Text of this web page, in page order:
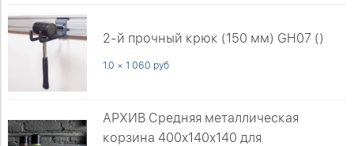
2-й прочный крюк (150 мм) GH07 ()
1.0 × 1 060 руб
АРХИВ Средняя металлическая
корзина 400х140х140 для